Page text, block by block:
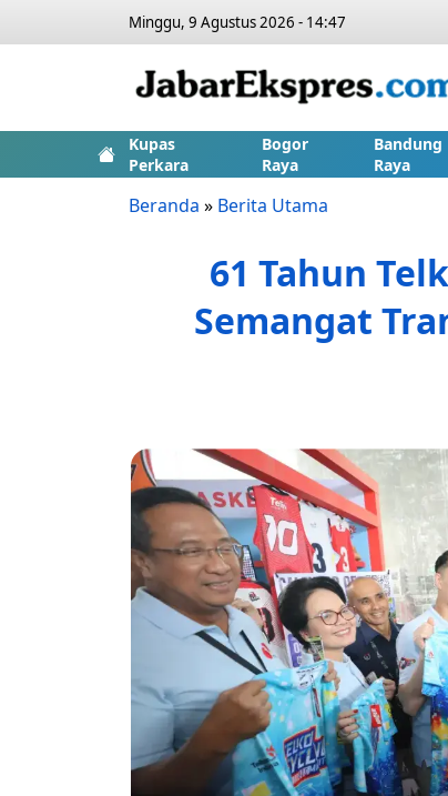
Minggu, 9 Agustus 2026 - 14:47
Kupas
Perkara
Bogor
Raya
Bandung
Raya
Beranda » Berita Utama
61 Tahun
Semangat